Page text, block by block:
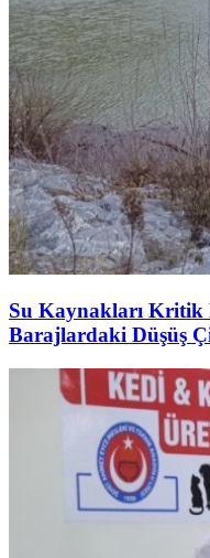
Su Kaynakları Kritik
Barajlardaki Düşüş